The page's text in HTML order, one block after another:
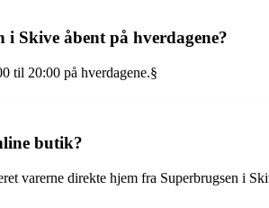
Skive åbent på hverdagene?
til 20:00 på hverdagene.§
butik?
varerne direkte hjem fra Superbrugsen i